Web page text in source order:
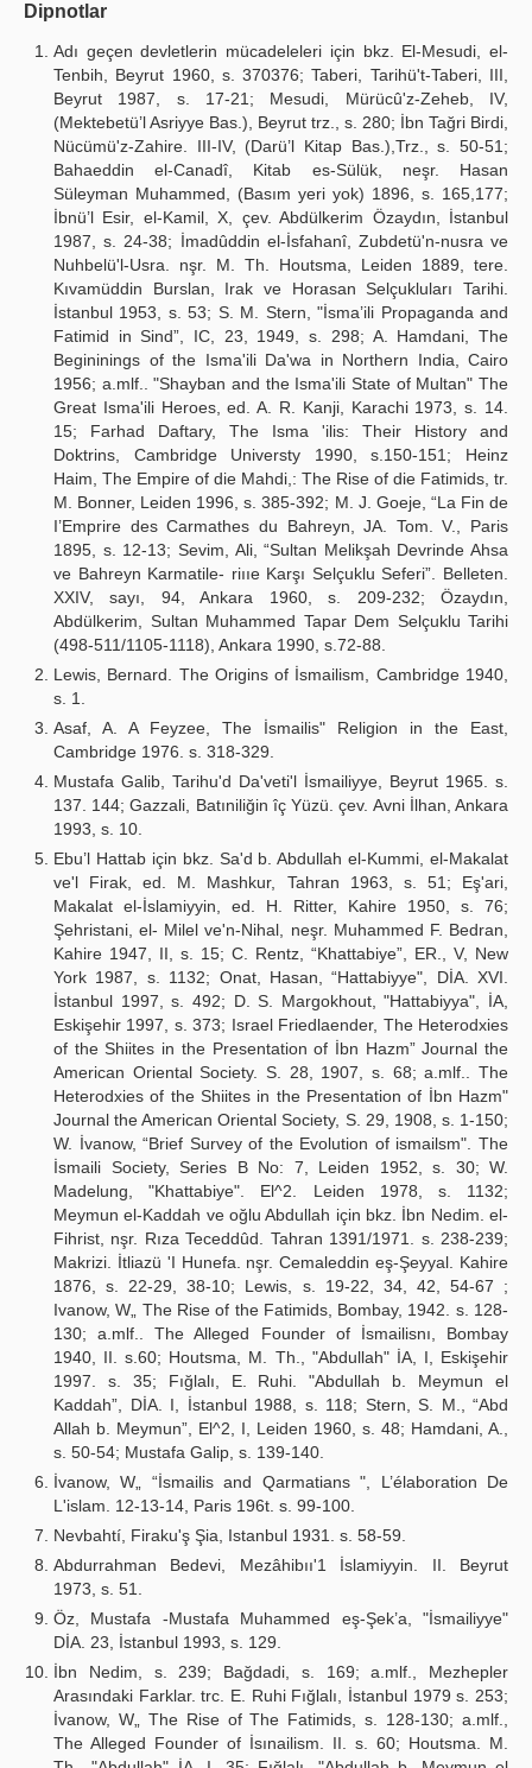
Dipnotlar
Adı geçen devletlerin mücadeleleri için bkz. El-Mesudi, el-
Tenbih, Beyrut 1960, s. 370376; Taberi, Tarihü't-Taberi, III,
Beyrut 1987, s. 17-21; Mesudi, Mürücû'z-Zeheb, IV,
(Mektebetü’l Asriyye Bas.), Beyrut trz., s. 280; İbn Tağri Birdi,
Nücümü'z-Zahire. III-IV, (Darü’l Kitap Bas.),Trz., s. 50-51;
Bahaeddin el-Canadî, Kitab es-Sülük, neşr. Hasan
Süleyman Muhammed, (Basım yeri yok) 1896, s. 165,177;
İbnü’l Esir, el-Kamil, X, çev. Abdülkerim Özaydın, İstanbul
1987, s. 24-38; İmadûddin el-İsfahanî, Zubdetü'n-nusra ve
Nuhbelü'l-Usra. nşr. M. Th. Houtsma, Leiden 1889, tere.
Kıvamüddin Burslan, Irak ve Horasan Selçukluları Tarihi.
İstanbul 1953, s. 53; S. M. Stern, "İsma’ili Propaganda and
Fatimid in Sind”, IC, 23, 1949, s. 298; A. Hamdani, The
Begininings of the Isma'ili Da'wa in Northern India, Cairo
1956; a.mlf.. "Shayban and the Isma'ili State of Multan" The
Great Isma'ili Heroes, ed. A. R. Kanji, Karachi 1973, s. 14.
15; Farhad Daftary, The Isma 'ilis: Their History and
Doktrins, Cambridge Universty 1990, s.150-151; Heinz
Haim, The Empire of die Mahdi,: The Rise of die Fatimids, tr.
M. Bonner, Leiden 1996, s. 385-392; M. J. Goeje, “La Fin de
I’Emprire des Carmathes du Bahreyn, JA. Tom. V., Paris
1895, s. 12-13; Sevim, Ali, “Sultan Melikşah Devrinde Ahsa
ve Bahreyn Karmatile- riııe Karşı Selçuklu Seferi”. Belleten.
XXIV, sayı, 94, Ankara 1960, s. 209-232; Özaydın,
Abdülkerim, Sultan Muhammed Tapar Dem Selçuklu Tarihi
(498-511/1105-1118), Ankara 1990, s.72-88.
Lewis, Bernard. The Origins of İsmailism, Cambridge 1940,
s. 1.
Asaf, A. A Feyzee, The İsmailis" Religion in the East,
Cambridge 1976. s. 318-329.
Mustafa Galib, Tarihu'd Da'veti'l İsmailiyye, Beyrut 1965. s.
137. 144; Gazzali, Batıniliğin îç Yüzü. çev. Avni İlhan, Ankara
1993, s. 10.
Ebu’l Hattab için bkz. Sa'd b. Abdullah el-Kummi, el-Makalat
ve'l Firak, ed. M. Mashkur, Tahran 1963, s. 51; Eş'ari,
Makalat el-İslamiyyin, ed. H. Ritter, Kahire 1950, s. 76;
Şehristani, el- Milel ve'n-Nihal, neşr. Muhammed F. Bedran,
Kahire 1947, II, s. 15; C. Rentz, “Khattabiye”, ER., V, New
York 1987, s. 1132; Onat, Hasan, “Hattabiyye", DİA. XVI.
İstanbul 1997, s. 492; D. S. Margokhout, "Hattabiyya", İA,
Eskişehir 1997, s. 373; Israel Friedlaender, The Heterodxies
of the Shiites in the Presentation of İbn Hazm” Journal the
American Oriental Society. S. 28, 1907, s. 68; a.mlf.. The
Heterodxies of the Shiites in the Presentation of İbn Hazm"
Journal the American Oriental Society, S. 29, 1908, s. 1-150;
W. İvanow, “Brief Survey of the Evolution of ismailsm". The
İsmaili Society, Series B No: 7, Leiden 1952, s. 30; W.
Madelung, "Khattabiye". El^2. Leiden 1978, s. 1132;
Meymun el-Kaddah ve oğlu Abdullah için bkz. İbn Nedim. el-
Fihrist, nşr. Rıza Teceddûd. Tahran 1391/1971. s. 238-239;
Makrizi. İtliazü 'I Hunefa. nşr. Cemaleddin eş-Şeyyal. Kahire
1876, s. 22-29, 38-10; Lewis, s. 19-22, 34, 42, 54-67 ;
Ivanow, W„ The Rise of the Fatimids, Bombay, 1942. s. 128-
130; a.mlf.. The Alleged Founder of İsmailisnı, Bombay
1940, II. s.60; Houtsma, M. Th., "Abdullah" İA, I, Eskişehir
1997. s. 35; Fığlalı, E. Ruhi. "Abdullah b. Meymun el
Kaddah”, DİA. I, İstanbul 1988, s. 118; Stern, S. M., “Abd
Allah b. Meymun”, El^2, I, Leiden 1960, s. 48; Hamdani, A.,
s. 50-54; Mustafa Galip, s. 139-140.
İvanow, W„ “İsmailis and Qarmatians ", L’élaboration De
L'islam. 12-13-14, Paris 196t. s. 99-100.
Nevbahtí, Firaku'ş Şia, Istanbul 1931. s. 58-59.
Abdurrahman Bedevi, Mezâhibıı'1 İslamiyyin. II. Beyrut
1973, s. 51.
Öz, Mustafa -Mustafa Muhammed eş-Şek’a, "İsmailiyye"
DİA. 23, İstanbul 1993, s. 129.
İbn Nedim, s. 239; Bağdadi, s. 169; a.mlf., Mezhepler
Arasındaki Farklar. trc. E. Ruhi Fığlalı, İstanbul 1979 s. 253;
İvanow, W„ The Rise of The Fatimids, s. 128-130; a.mlf.,
The Alleged Founder of İsınailism. II. s. 60; Houtsma. M.